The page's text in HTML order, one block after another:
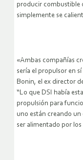
producir combustible
simplemente se
«Ambas compañías
sería el propulsor en
Bonin, el ex director
“Lo que DSI había
propulsión para
uno están creando un
ser alimentado por